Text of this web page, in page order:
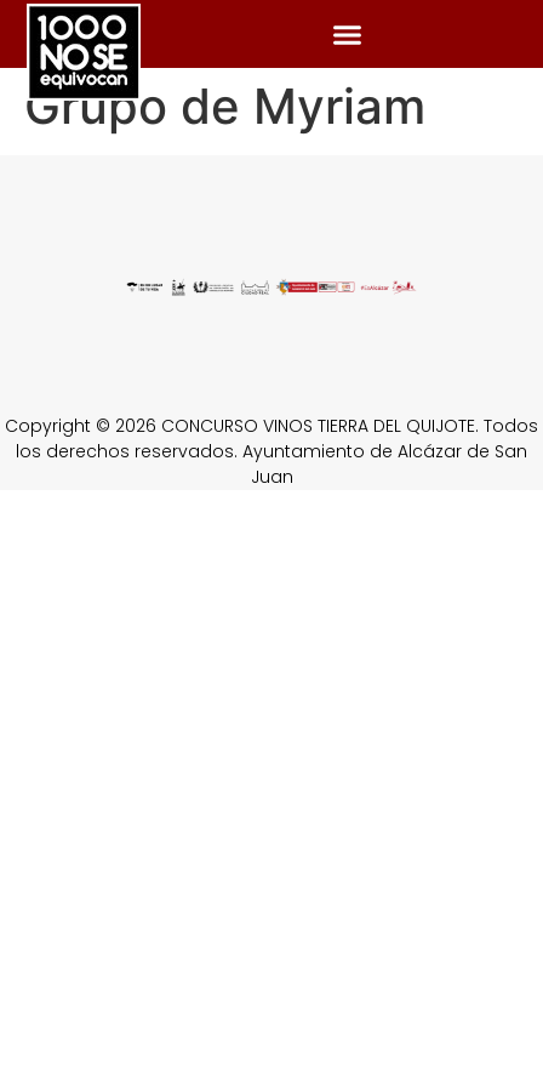
Grupo de Myriam
Copyright © 2026 CONCURSO VINOS TIERRA DEL QUIJOTE. Todos
los derechos reservados. Ayuntamiento de Alcázar de San
Juan